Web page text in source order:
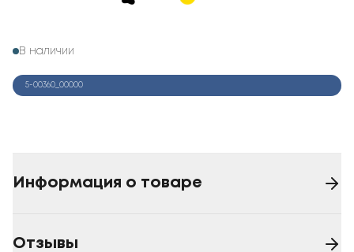
В наличии
5-00360_00000
Информация о товаре
Отзывы